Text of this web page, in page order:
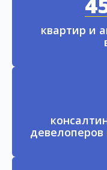
квартир и
девелоперов